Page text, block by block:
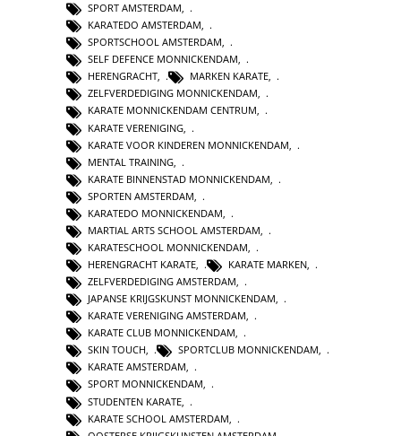
SPORT AMSTERDAM,
KARATEDO AMSTERDAM,
SPORTSCHOOL AMSTERDAM,
SELF DEFENCE MONNICKENDAM,
HERENGRACHT, MARKEN KARATE,
ZELFVERDEDIGING MONNICKENDAM,
KARATE MONNICKENDAM CENTRUM,
KARATE VERENIGING
KARATE VOOR KINDEREN MONNICKENDAM
MENTAL TRAINING
KARATE BINNENSTAD MONNICKENDAM
SPORTEN AMSTERDAM
KARATEDO MONNICKENDAM
MARTIAL ARTS SCHOOL AMSTERDAM
KARATESCHOOL MONNICKENDAM
HERENGRACHT KARATE, KARATE MARKEN,
ZELFVERDEDIGING AMSTERDAM,
JAPANSE KRIJGSKUNST MONNICKENDAM,
KARATE VERENIGING AMSTERDAM,
KARATE CLUB MONNICKENDAM,
SKIN TOUCH, SPORTCLUB MONNICKENDAM,
KARATE AMSTERDAM,
SPORT MONNICKENDAM,
STUDENTEN KARATE
KARATE SCHOOL AMSTERDAM